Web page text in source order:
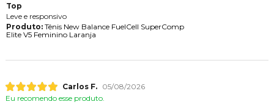
Top
Leve e responsivo
Produto:Tênis New Balance FuelCell SuperComp
Elite V5 Feminino Laranja
Carlos F.
05/08/2026
Eu recomendo esse produto.